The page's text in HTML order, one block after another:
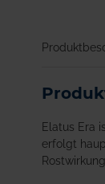
Elatus Era
erfolgt